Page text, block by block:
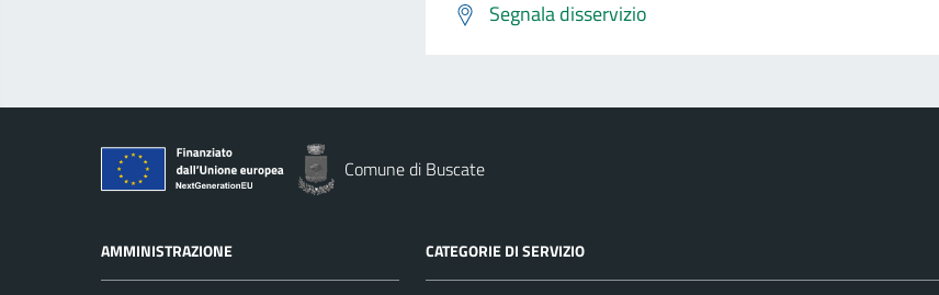
Segnala disservizio
Comune di Buscate
AMMINISTRAZIONE CATEGORIE DI SERVIZIO